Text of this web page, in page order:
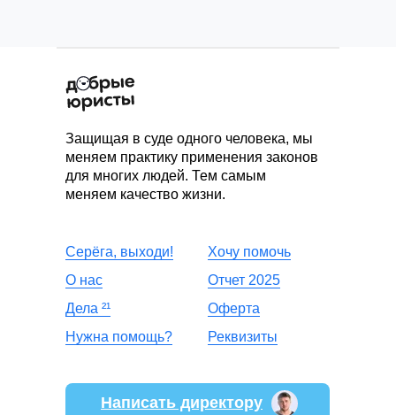
Защищая в суде одного человека, мы
меняем практику применения законов
для многих людей. Тем самым
меняем качество жизни.
Серёга, выходи!
О нас
Дела ²¹
Нужна помощь?
Хочу помочь
Отчет 2025
Оферта
Реквизиты
Написать директору